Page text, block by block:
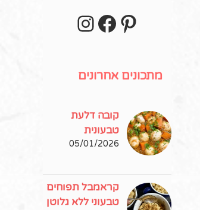
Pinterest
מתכונים אחרונים
קובה דלעת
טבעונית
05/01/2026
קראמבל תפוחים
טבעוני ללא גלוטן